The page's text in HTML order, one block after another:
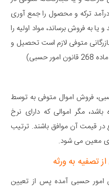
ترکه و محصول را جمع آوری
یا به فروش برساند، مواد اولیه را
متوفی لازم است تحصیل و
امور حسبی، فروش اموال متوفی به توسط
مگر اموالی که دارای نرخ
قیمت آن موافق باشند. ترتیب
معین می شود.
تصفیه به ورثه
که در ماده 267 قانون امور حسبی آمده پس از تعیین